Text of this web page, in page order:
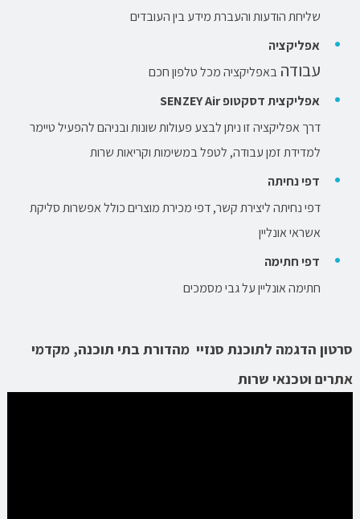
שליחת הודעות והעברת מידע בין העובדים
אפליקציה
עבודהבאפליקציה מכל טלפון חכם
אפליקצית דסקטופ SENZEY Air
דרך אפליקציה זו ניתן לבצע פעולות שונות ובניהם להפעיל טיימר
למדידת זמן עבודה, לטפל במשימות וקריאות שרות
דפי נחיתה
דפי נחיתה ליצירת קשר, דפי מכירת מוצרים כולל אפשרות סליקת
אשראי אונליין
דפי חתימה
חתימה אונליין על גבי מסמכים
סרטון הדגמה לתוכנת סנזיי מהדורת בתי תוכנה, מקדמי
אתרים וטכנאי שרות